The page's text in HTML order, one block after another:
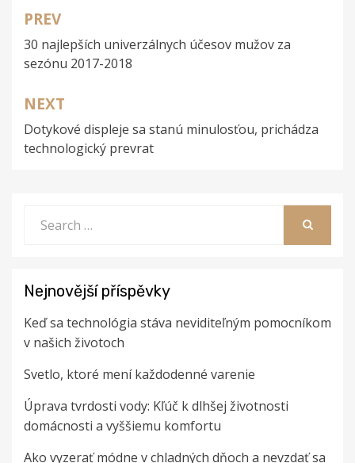
Navigace
pro
příspěvek
PREV
30 najlepších univerzálnych účesov mužov za
sezónu 2017-2018
NEXT
Dotykové displeje sa stanú minulosťou, prichádza
technologický prevrat
for:
Nejnovější příspěvky
Keď sa technológia stáva neviditeľným pomocníkom
v našich životoch
Svetlo, ktoré mení každodenné varenie
Úprava tvrdosti vody: Kľúč k dlhšej životnosti
domácnosti a vyššiemu komfortu
Ako vyzerať módne v chladných dňoch a nevzdať sa